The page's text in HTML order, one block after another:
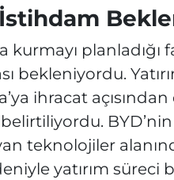
kurmayı
bekleniyordu.
ihracat
teknolojiler
yatırım süreci